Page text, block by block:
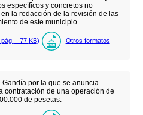
específicos y concretos no
la redacción de la revisión de las
de este municipio.
pág. - 77 KB) Otros formatos
por la que se anuncia
contratación de una operación de
de pesetas.